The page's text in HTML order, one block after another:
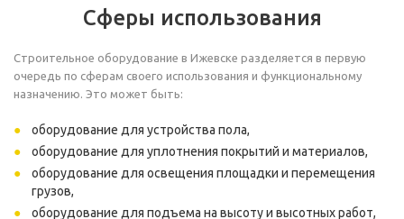
Сферы использования
Строительное оборудование в Ижевске разделяется в первую
очередь по сферам своего использования и функциональному
назначению. Это может быть:
оборудование для устройства пола,
оборудование для уплотнения покрытий и материалов,
оборудование для освещения площадки и перемещения
грузов,
оборудование для подъема на высоту и высотных работ,